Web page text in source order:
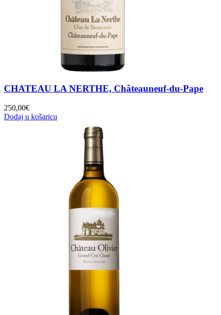
CHATEAU LA NERTHE, Châteauneuf-du-Pape
250,00€
Dodaj u košaricu